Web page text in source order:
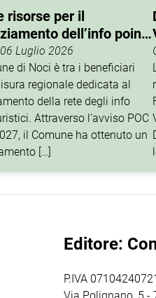
risorse per il
dell’info point
Luglio 2026
di Noci è tra i beneficiari
regionale dedicata al
della rete degli info
Attraverso l’avviso POC
il Comune ha ottenuto un
[…]
Editore:
P.IVA